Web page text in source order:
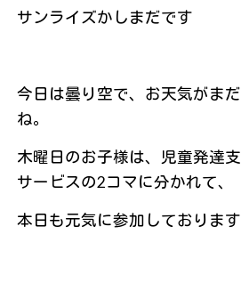
サンライズかしまだです
今日は曇り空で、お天気がま
ね。
木曜日のお子様は、児童発達
サービスの2コマに分かれて、
本日も元気に参加しておりま